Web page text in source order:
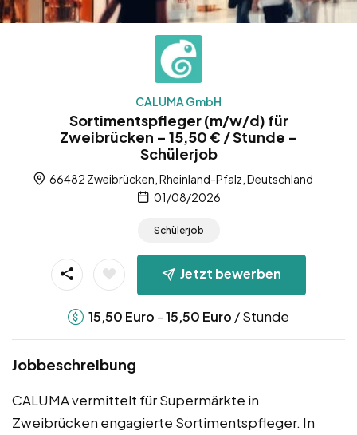
CALUMA GmbH
Sortimentspfleger (m/w/d) für
Zweibrücken – 15,50 € / Stunde –
Schülerjob
66482 Zweibrücken, Rheinland-Pfalz, Deutschland
01/08/2026
Schülerjob
Jetzt bewerben
15,50 Euro -15,50 Euro / Stunde
Jobbeschreibung
CALUMA vermittelt für Supermärkte in
Zweibrücken engagierte Sortimentspfleger. In